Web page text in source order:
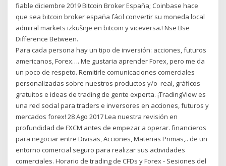
fiable diciembre 2019 Bitcoin Broker España; Coinbase hace
que sea bitcoin broker españa fácil convertir su moneda local
admiral markets izkušnje en bitcoin y viceversa.! Nse Bse
Difference Between.
Para cada persona hay un tipo de inversión: acciones, futuros
americanos, Forex…. Me gustaria aprender Forex, pero me da
un poco de respeto. Remitirle comunicaciones comerciales
personalizadas sobre nuestros productos y/o real, gráficos
gratuitos e ideas de trading de gente experta. ¡TradingView es
una red social para traders e inversores en acciones, futuros y
mercados forex! 28 Ago 2017 Lea nuestra revisión en
profundidad de FXCM antes de empezar a operar. financieros
para negociar entre Divisas, Acciones, Materias Primas,.. de un
entorno comercial seguro para realizar sus actividades
comerciales. Horario de trading de CFDs y Forex - Sesiones del